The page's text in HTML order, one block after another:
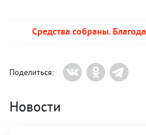
Средства собраны.
Поделиться:
Новости